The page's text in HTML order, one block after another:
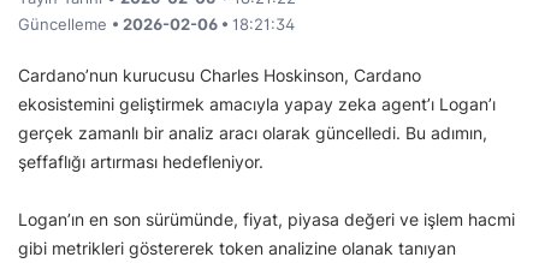
Güncelleme • 2026-02-06 • 18:21:34
Cardano’nun kurucusu Charles Hoskinson, Cardano
ekosistemini geliştirmek amacıyla yapay zeka agent’ı Logan’ı
gerçek zamanlı bir analiz aracı olarak güncelledi. Bu adımın,
şeffaflığı artırması hedefleniyor.
Logan’ın en son sürümünde, fiyat, piyasa değeri ve işlem hacmi
gibi metrikleri göstererek token analizine olanak tanıyan